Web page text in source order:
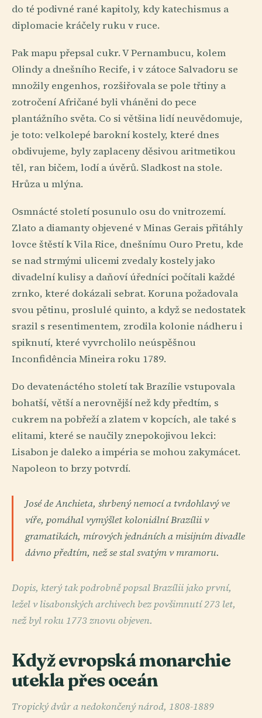
do té podivné rané kapitoly, kdy katechismus a
diplomacie kráčely ruku v ruce.
Pak mapu přepsal cukr. V Pernambucu, kolem
Olindy a dnešního Recife, i v zátoce Salvadoru se
množily engenhos, rozšiřovala se pole třtiny a
zotročení Afričané byli vháněni do pece
plantážního světa. Co si většina lidí neuvědomuje,
je toto: velkolepé barokní kostely, které dnes
obdivujeme, byly zaplaceny děsivou aritmetikou
těl, ran bičem, lodí a úvěrů. Sladkost na stole.
Hrůza u mlýna.
Osmnácté století posunulo osu do vnitrozemí.
Zlato a diamanty objevené v Minas Gerais přitáhly
lovce štěstí k Vila Rice, dnešnímu Ouro Pretu, kde
se nad strmými ulicemi zvedaly kostely jako
divadelní kulisy a daňoví úředníci počítali každé
zrnko, které dokázali sebrat. Koruna požadovala
svou pětinu, proslulé quinto, a když se nedostatek
srazil s resentimentem, zrodila kolonie nádheru i
spiknutí, které vyvrcholilo neúspěšnou
Inconfidência Mineira roku 1789.
Do devatenáctého století tak Brazílie vstupovala
bohatší, větší a nerovnější než kdy předtím, s
cukrem na pobřeží a zlatem v kopcích, ale také s
elitami, které se naučily znepokojivou lekci:
Lisabon je daleko a impéria se mohou zakymácet.
Napoleon to brzy potvrdí.
José de Anchieta, shrbený nemocí a tvrdohlavý ve
víře, pomáhal vymýšlet koloniální Brazílii v
gramatikách, mírových jednáních a misijním divadle
dávno předtím, než se stal svatým v mramoru.
Dopis, který tak podrobně popsal Brazílii jako první,
ležel v lisabonských archivech bez povšimnutí 273 let,
než byl roku 1773 znovu objeven.
Když evropská monarchie
utekla přes oceán
Tropický dvůr a nedokončený národ, 1808-1889